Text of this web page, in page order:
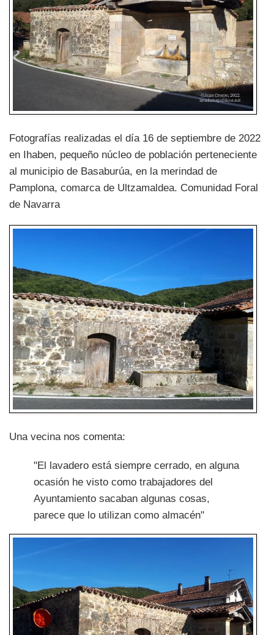
Fotografías realizadas el día 16 de septiembre de 2022
en Ihaben, pequeño núcleo de población perteneciente
al municipio de Basaburúa, en la merindad de
Pamplona, comarca de Ultzamaldea. Comunidad Foral
de Navarra
Una vecina nos comenta:
"El lavadero está siempre cerrado, en alguna
ocasión he visto como trabajadores del
Ayuntamiento sacaban algunas cosas,
parece que lo utilizan como almacén"